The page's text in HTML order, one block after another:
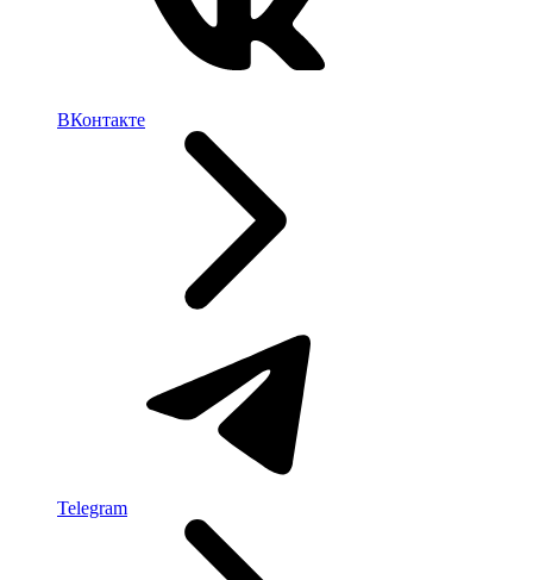
ВКонтакте
Telegram